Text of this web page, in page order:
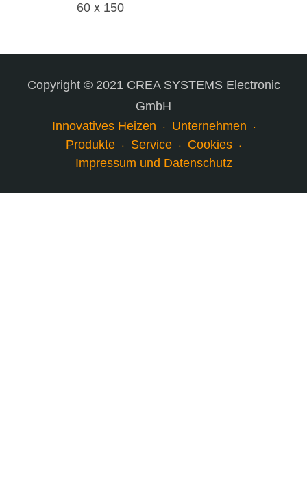
60 x 150
Copyright © 2021 CREA SYSTEMS Electronic
GmbH
Innovatives Heizen
Unternehmen
Produkte
Service
Cookies
Impressum und Datenschutz